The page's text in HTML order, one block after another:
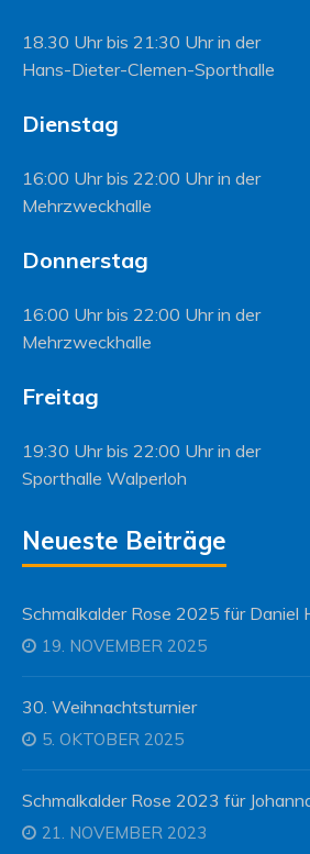
18.30 Uhr bis 21:30 Uhr in der
Hans-Dieter-Clemen-Sporthalle
Dienstag
16:00 Uhr bis 22:00 Uhr in der
Mehrzweckhalle
Donnerstag
16:00 Uhr bis 22:00 Uhr in der
Mehrzweckhalle
Freitag
19:30 Uhr bis 22:00 Uhr in der
Sporthalle Walperloh
Neueste Beiträge
Schmalkalder Rose 2025 für Daniel
19. NOVEMBER 2025
30. Weihnachtsturnier
5. OKTOBER 2025
Schmalkalder Rose 2023 für
21. NOVEMBER 2023